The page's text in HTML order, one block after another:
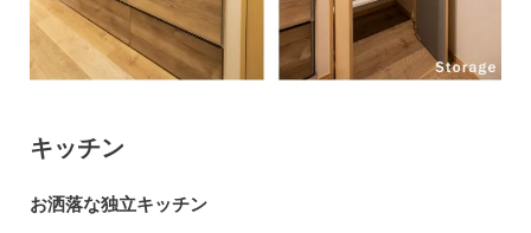
キッチン
お洒落な独立キッチン